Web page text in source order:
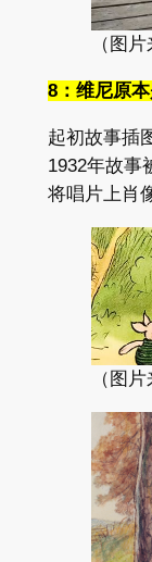
（图
8：维尼原
起初故事插
1932年故事
将唱片上肖
（图